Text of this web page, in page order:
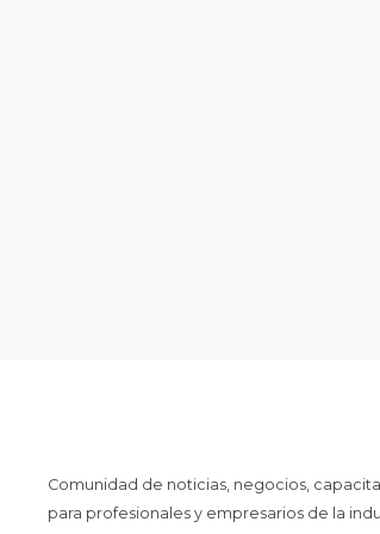
Comunidad de noticias, negocios,
para profesionales y empresarios de la